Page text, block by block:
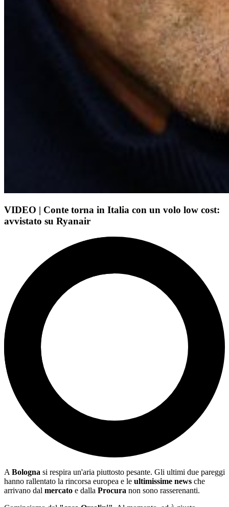
VIDEO | Conte torna in Italia con un volo low cost:
avvistato su Ryanair
A Bologna si respira un'aria piuttosto pesante. Gli ultimi due pareggi
hanno rallentato la rincorsa europea e le ultimissime news che
arrivano dal mercato e dalla Procura non sono rasserenanti.